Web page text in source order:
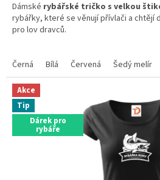
Dámské rybářské tričko s velkou
rybářky, které se věnují přívlači a chtějí
pro lov dravců.
Černá
Bílá Červená Šedý melír
Akce
Tip
Dárek pro
rybáře